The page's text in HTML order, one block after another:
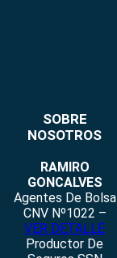
SOBRE
NOSOTROS
RAMIRO
GONCALVES
Agentes De Bolsa
CNV Nº1022 –
VER DETALLE
Productor De